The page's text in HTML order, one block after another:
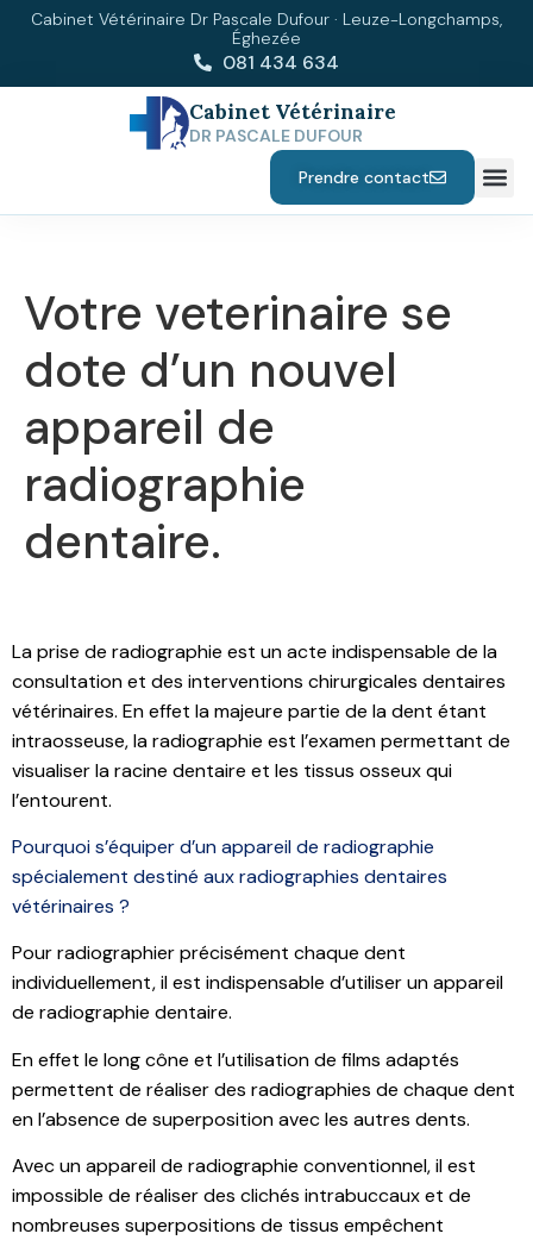
Cabinet Vétérinaire Dr Pascale Dufour · Leuze-Longchamps,
Éghezée
081 434 634
Cabinet Vétérinaire
DR PASCALE DUFOUR
Prendre contact
Votre veterinaire se
dote d’un nouvel
appareil de
radiographie
dentaire.
La prise de radiographie est un acte indispensable de la
consultation et des interventions chirurgicales dentaires
vétérinaires. En effet la majeure partie de la dent étant
intraosseuse, la radiographie est l’examen permettant de
visualiser la racine dentaire et les tissus osseux qui
l’entourent.
Pourquoi s’équiper d’un appareil de radiographie
spécialement destiné aux radiographies dentaires
vétérinaires ?
Pour radiographier précisément chaque dent
individuellement, il est indispensable d’utiliser un appareil
de radiographie dentaire.
En effet le long cône et l’utilisation de films adaptés
permettent de réaliser des radiographies de chaque dent
en l’absence de superposition avec les autres dents.
Avec un appareil de radiographie conventionnel, il est
impossible de réaliser des clichés intrabuccaux et de
nombreuses superpositions de tissus empêchent